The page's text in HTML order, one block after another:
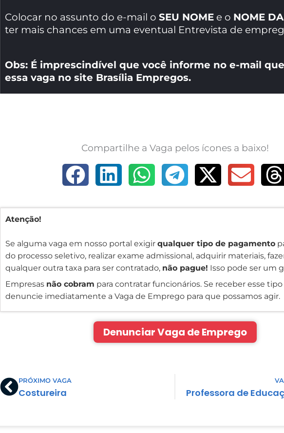
Colocar no assunto do e-mail oSEU NOME e o NOME
ter mais chances em uma eventual Entrevista de
Obs: É imprescindível que você informe no e-mail
essa vaga no site Brasília Empregos.
Compartilhe a Vaga pelos ícones a baixo!
Atenção!
Se alguma vaga em nosso portal exigirqualquer tipo de pagamento
do processo seletivo, realizar exame admissional, adquirir materiais,
qualquer outra taxa para ser contratado, não pague! Isso pode ser um
Empresas não cobram para contratar funcionários. Se receber esse
denuncie imediatamente a Vaga de Emprego para que possamos agir.
Denunciar Vaga de Emprego
PrevPRÓXIMO VAGA
Costureira Professora de